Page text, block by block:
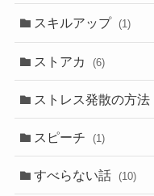
スキルアップ (1)
ストアカ (6)
ストレス発散の方法
スピーチ (1)
すべらない話 (10)